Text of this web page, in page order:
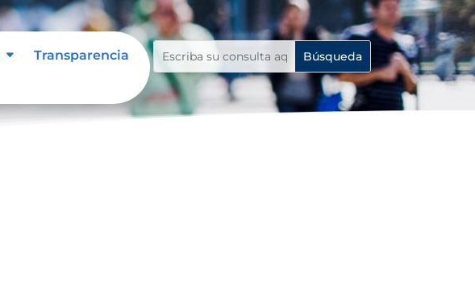
Transparencia